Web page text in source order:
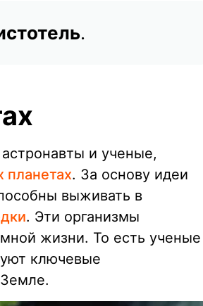
.
и ученые,
планетах. За основу идеи
выживать в
. Эти организмы
жизни. То есть ученые
ключевые